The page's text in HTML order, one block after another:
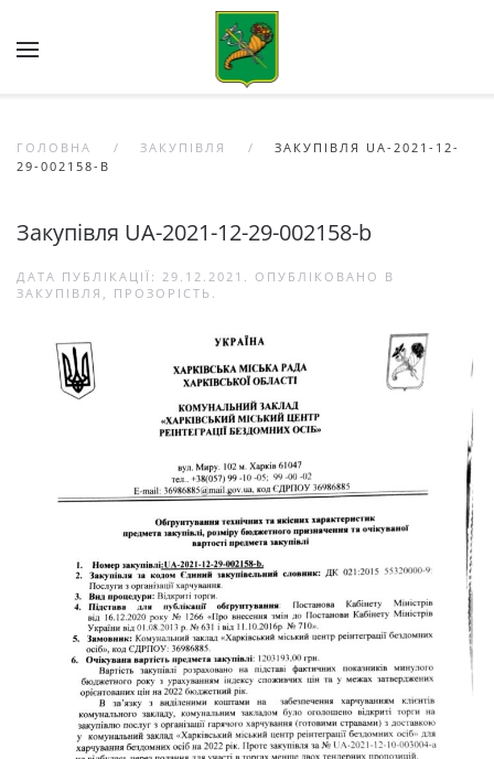
Skip to main content
ГОЛОВНА ЗАКУПІВЛЯ
ЗАКУПІВЛЯ UA-2021-12-
29-002158-B
Закупівля UA-2021-12-29-002158-b
ДАТА ПУБЛІКАЦІЇ: 29.12.2021 . ОПУБЛІКОВАНО В
ЗАКУПІВЛЯ , ПРОЗОРІСТЬ .